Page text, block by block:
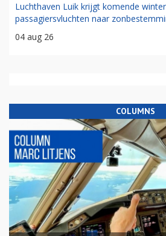
Luchthaven Luik krijgt komende
passagiersvluchten naar
04 aug 26
COLUMNS